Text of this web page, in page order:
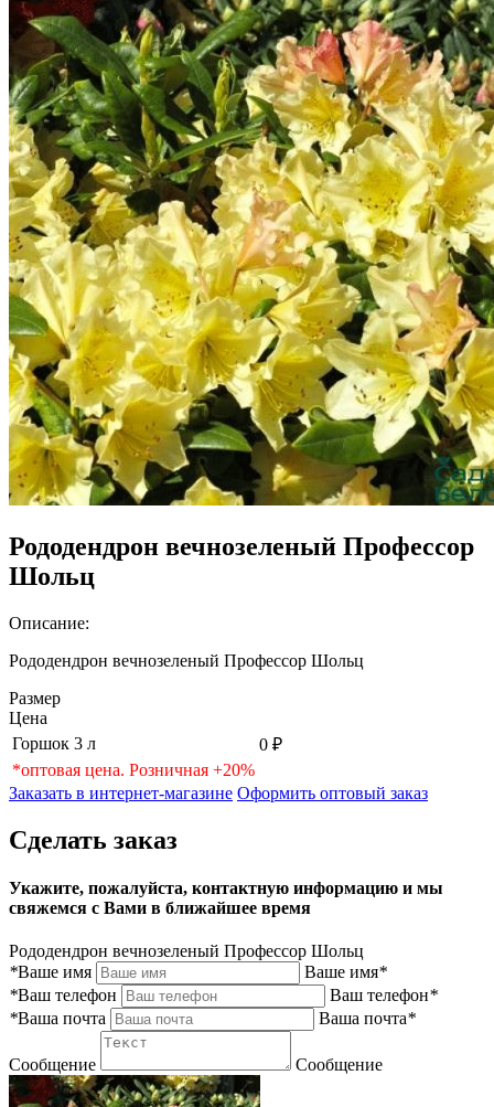
Рододендрон вечнозеленый Профессор
Шольц
Описание:
Рододендрон вечнозеленый Профессор Шольц
Размер
Цена
Горшок 3 л
0 ₽
*оптовая цена. Розничная +20%
Заказать в интернет-магазине Оформить оптовый заказ
Сделать заказ
Укажите, пожалуйста, контактную информацию и мы
свяжемся с Вами в ближайшее время
Рододендрон вечнозеленый Профессор Шольц
*Ваше имя Ваше имя*
*Ваш телефон Ваш телефон*
*Ваша почта Ваша почта*
Сообщение Сообщение